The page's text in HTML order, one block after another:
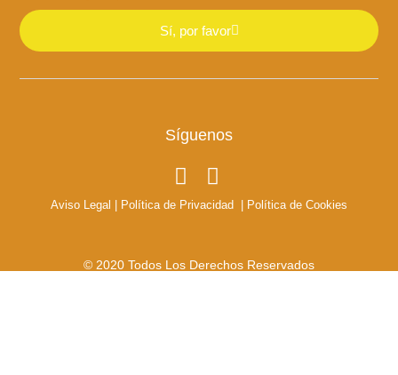
Sí, por favor
Síguenos
Aviso Legal Política de Privacidad Política de Cookies
© 2020 Todos Los Derechos Reservados